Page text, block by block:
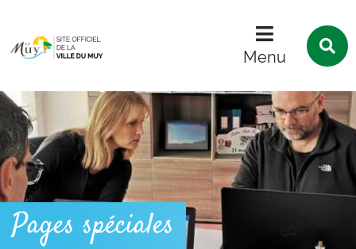
Menu
Pages spéciales